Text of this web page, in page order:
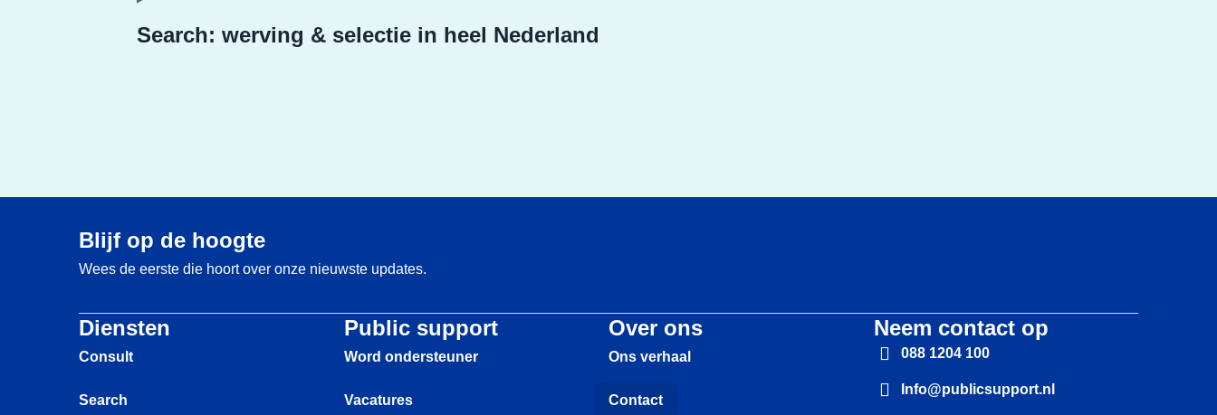
Search: werving & selectie in heel Nederland
Blijf op de hoogte
Wees de eerste die hoort over onze nieuwste updates.
Diensten
Consult
Search
Public support
Word ondersteuner
Vacatures
Over ons
Ons verhaal
Contact
Neem contact op
088 1204 100
Info@publicsupport.nl